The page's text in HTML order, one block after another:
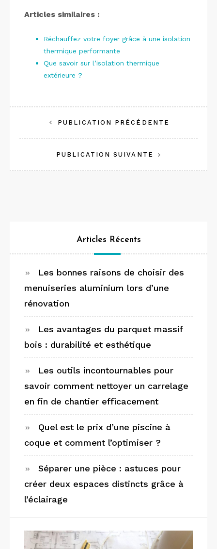
Articles similaires :
Réchauffez votre foyer grâce à une isolation
thermique performante
Que savoir sur l’isolation thermique
extérieure ?
Navigation
de
l’article
PUBLICATION PRÉCÉDENTE
PUBLICATION SUIVANTE
Articles Récents
Les bonnes raisons de choisir des
menuiseries aluminium lors d’une
rénovation
Les avantages du parquet massif
bois : durabilité et esthétique
Les outils incontournables pour
savoir comment nettoyer un carrelage
en fin de chantier efficacement
Quel est le prix d’une piscine à
coque et comment l’optimiser ?
Séparer une pièce : astuces pour
créer deux espaces distincts grâce à
l’éclairage